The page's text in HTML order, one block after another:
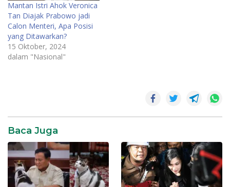
Mantan Istri Ahok Veronica
Tan Diajak Prabowo jadi
Calon Menteri, Apa Posisi
yang Ditawarkan?
15 Oktober, 2024
dalam "Nasional"
Baca Juga